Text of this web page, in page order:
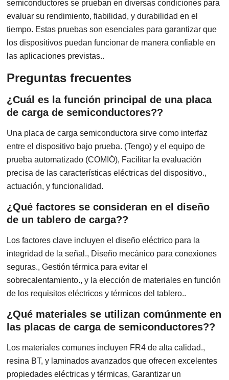
semiconductores se prueban en diversas condiciones para
evaluar su rendimiento, fiabilidad, y durabilidad en el
tiempo. Estas pruebas son esenciales para garantizar que
los dispositivos puedan funcionar de manera confiable en
las aplicaciones previstas..
Preguntas frecuentes
¿Cuál es la función principal de una placa
de carga de semiconductores??
Una placa de carga semiconductora sirve como interfaz
entre el dispositivo bajo prueba. (Tengo) y el equipo de
prueba automatizado (COMIÓ), Facilitar la evaluación
precisa de las características eléctricas del dispositivo.,
actuación, y funcionalidad.
¿Qué factores se consideran en el diseño
de un tablero de carga??
Los factores clave incluyen el diseño eléctrico para la
integridad de la señal., Diseño mecánico para conexiones
seguras., Gestión térmica para evitar el
sobrecalentamiento., y la elección de materiales en función
de los requisitos eléctricos y térmicos del tablero..
¿Qué materiales se utilizan comúnmente en
las placas de carga de semiconductores??
Los materiales comunes incluyen FR4 de alta calidad.,
resina BT, y laminados avanzados que ofrecen excelentes
propiedades eléctricas y térmicas, Garantizar un